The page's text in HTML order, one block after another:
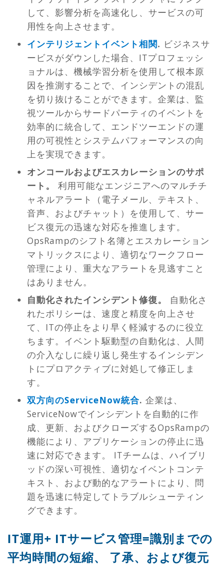
して、影響分析を高速化し、サービスの可
用性を向上させます。
インテリジェントイベント相関. ビジネスサ
ービスがダウンした場合、ITプロフェッシ
ョナルは、機械学習分析を使用して根本原
因を推測することで、インシデントの混乱
を切り抜けることができます。企業は、監
視ツールからサードパーティのイベントを
効率的に統合して、エンドツーエンドの運
用の可視性とシステムパフォーマンスの向
上を実現できます。
オンコールおよびエスカレーションのサポ
ート。
利用可能なエンジニアへのマルチチ
ャネルアラート（電子メール、テキスト、
音声、およびチャット）を使用して、サー
ビス復元の迅速な対応を推進します。
OpsRampのシフト名簿とエスカレーション
マトリックスにより、適切なワークフロー
管理により、重大なアラートを見逃すこと
はありません。
自動化されたインシデント修復。
自動化さ
れたポリシーは、速度と精度を向上させ
て、ITの停止をより早く軽減するのに役立
ちます。イベント駆動型の自動化は、人間
の介入なしに繰り返し発生するインシデン
トにプロアクティブに対処して修正しま
す。
双方向のServiceNow統合. 企業は、
ServiceNowでインシデントを自動的に作
成、更新、およびクローズするOpsRampの
機能により、アプリケーションの停止に迅
速に対応できます。 ITチームは、ハイブリ
ッドの深い可視性、適切なイベントコンテ
キスト、および動的なアラートにより、問
題を迅速に特定してトラブルシューティン
グできます。
IT運用+ ITサービス管理=識別までの
平均時間の短縮、 了承、および復元